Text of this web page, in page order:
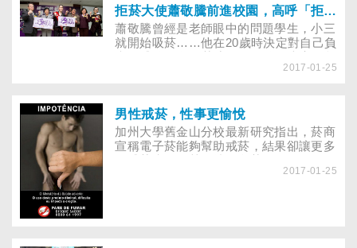
拒菸大使蕭敬騰前進校園，高呼「拒菸，我作主」！
蕭敬騰曾經是老師眼中的問題學生，小三
就開始吸菸……他在20歲時決定對自己負
「拒一口菸，就是爭一口氣」！2017-01-25
男性戒菸，性事更愉悅
加州大學舊金山分校最新研究指出，菸商
宣稱電子菸能夠幫助戒菸，結果卻讓更多
2017-01-25